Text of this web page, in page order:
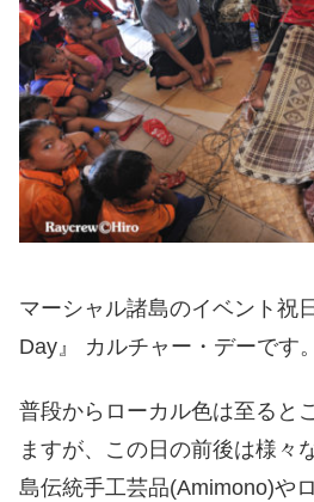
マーシャル諸島のイベント祝
Day』 カルチャー・デーです。
普段からローカル色は至ると
ますが、この日の前後は様々
島伝統手工芸品(Amimono)や